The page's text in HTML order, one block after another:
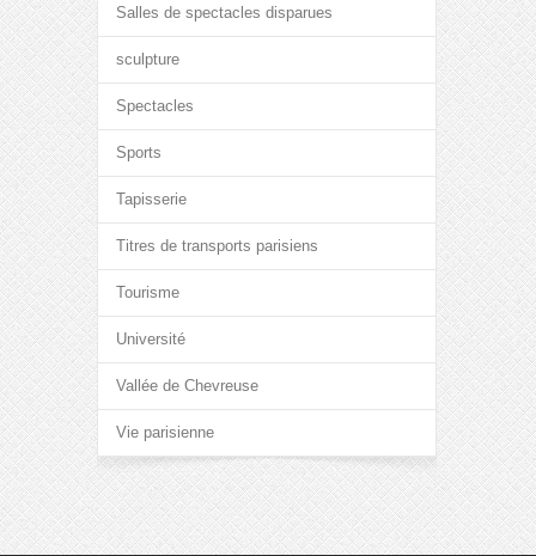
Salles de spectacles disparues
sculpture
Spectacles
Sports
Tapisserie
Titres de transports parisiens
Tourisme
Université
Vallée de Chevreuse
Vie parisienne